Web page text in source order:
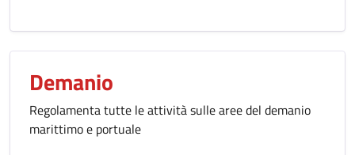
Demanio
Regolamenta tutte le attività sulle aree del demanio
marittimo e portuale